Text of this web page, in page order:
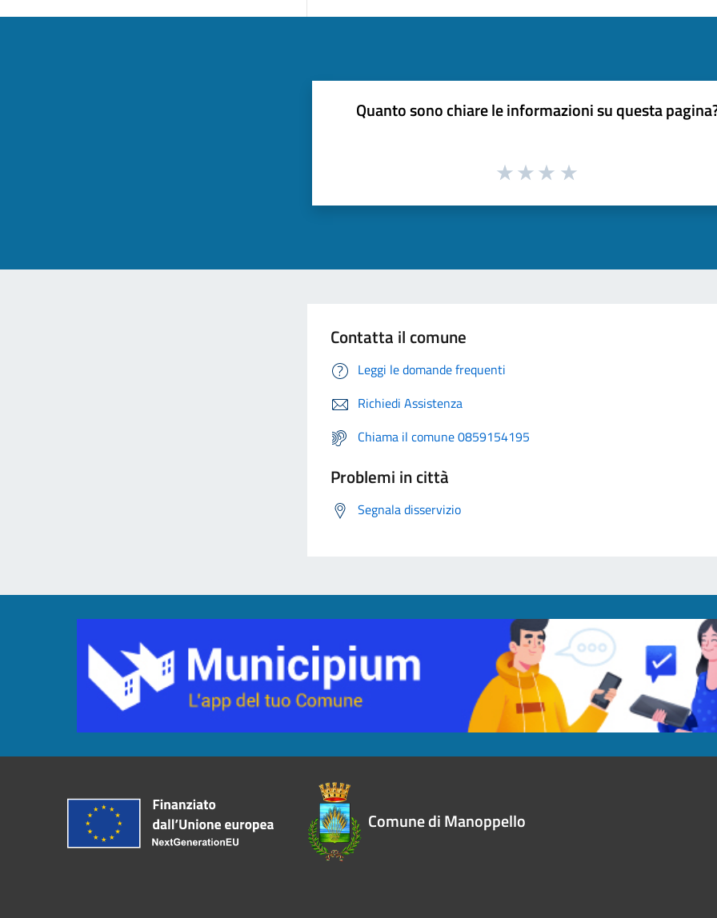
Quanto sono chiare le informazioni su questa
Contatta il comune
Leggi le domande frequenti
Richiedi Assistenza
Chiama il comune 0859154195
Problemi in città
Segnala disservizio
Comune di Manoppello